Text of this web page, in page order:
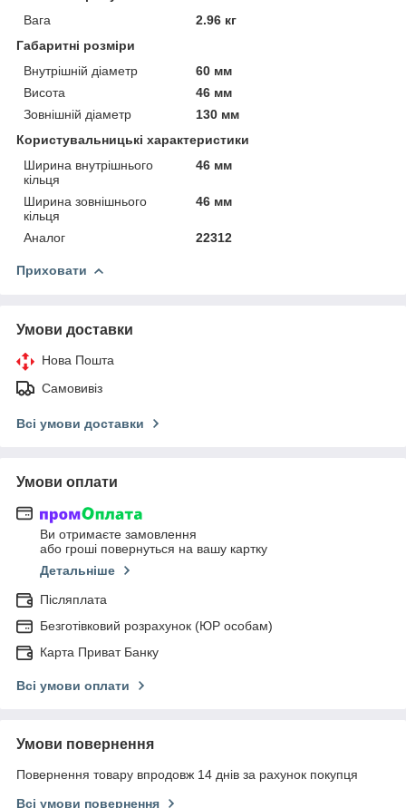
Вага
2.96 кг
Габаритні розміри
Внутрішній діаметр
60 мм
Висота
46 мм
Зовнішній діаметр
130 мм
Користувальницькі характеристики
Ширина внутрішнього
кільця
46 мм
Ширина зовнішнього
кільця
46 мм
Аналог 22312
Приховати
Умови доставки
Нова Пошта
Самовивіз
Всі умови доставки
Умови оплати
Ви отримаєте замовлення
або гроші повернуться на вашу картку
Детальніше
Післяплата
Безготівковий розрахунок (ЮР особам)
Карта Приват Банку
Всі умови оплати
Умови повернення
Повернення товару впродовж 14 днів за рахунок покупця
Всі умови повернення